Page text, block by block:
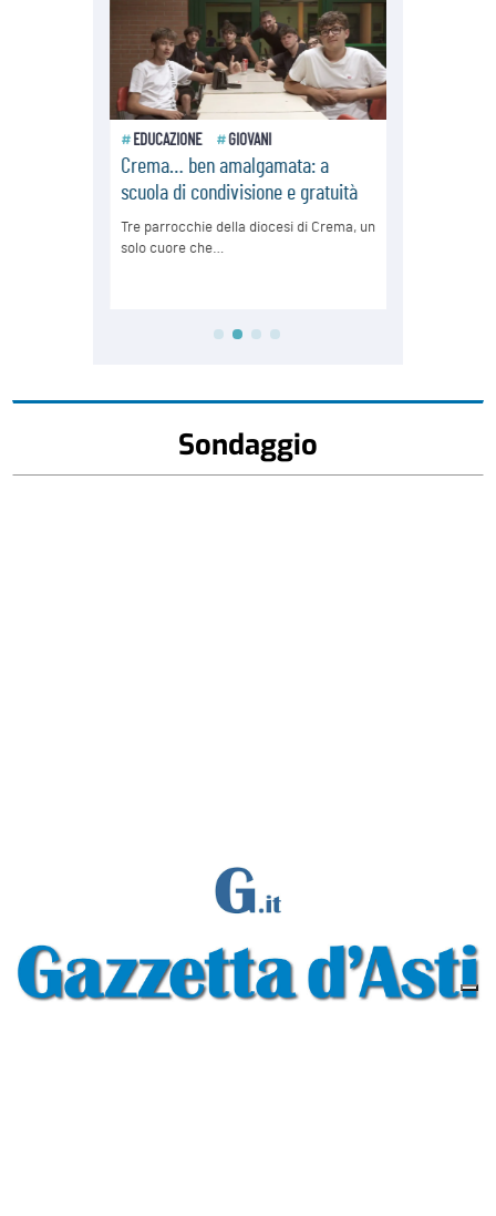
Sondaggio